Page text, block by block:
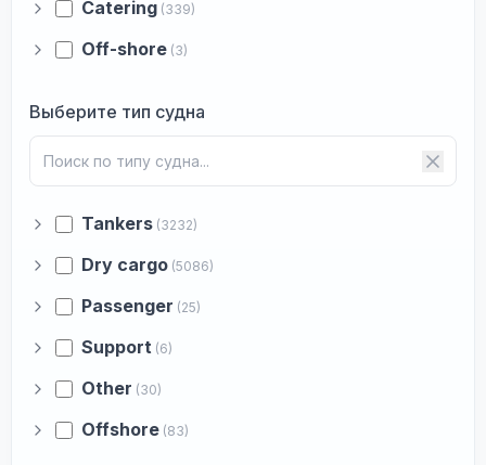
Catering (339)
Off-shore (3)
Выберите тип судна
Tankers (3232)
Dry cargo (5086)
Passenger (25)
Support (6)
Other (30)
Offshore (83)